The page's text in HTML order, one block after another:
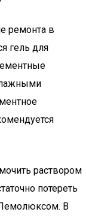
ремонта в
гель для
раствором
потереть
Пемолюксом. В